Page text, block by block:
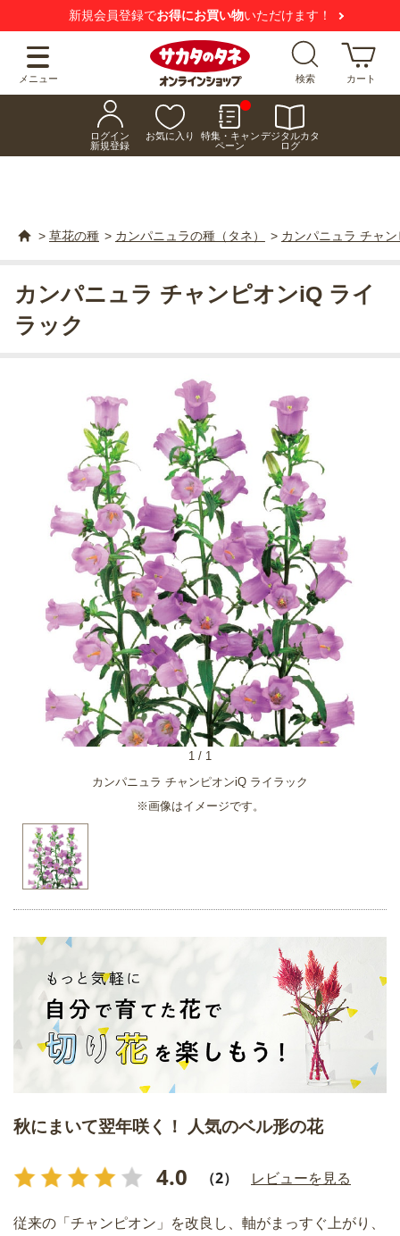
新規会員登録でお得にお買い物いただけます！
メニュー 検索 カート
ログイン
新規登録
お気に入り
特集・キャン
ペーン
デジタルカタ
ログ
> 草花の種 > カンパニュラの種（タネ） > カンパニュラ チャ
カンパニュラ チャンピオンiQ ライラック
※画像はイメージです。
1 / 1
カンパニュラ チャンピオンiQ ライ
ラック
秋にまいて翌年咲く！ 人気のベル形の花
4.0 （2） レビューを見る
従来の「チャンピオン」を改良し、軸がまっすぐ上がり、